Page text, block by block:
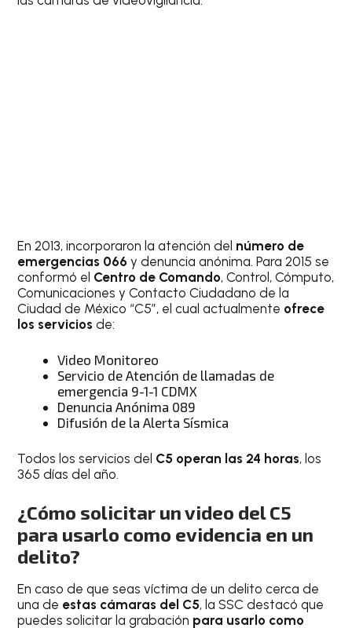
En 2013, incorporaron la atención del número de
emergencias 066 y denuncia anónima. Para 2015 se
conformó el Centro de Comando, Control, Cómputo,
Comunicaciones y Contacto Ciudadano de la
Ciudad de México “C5”, el cual actualmente ofrece
los servicios de:
Video Monitoreo
Servicio de Atención de llamadas de
emergencia 9-1-1 CDMX
Denuncia Anónima 089
Difusión de la Alerta Sísmica
Todos los servicios del C5 operan las 24 horas, los
365 días del año.
¿Cómo solicitar un video del C5
para usarlo como evidencia en un
delito?
En caso de que seas víctima de un delito cerca de
una de estas cámaras del C5, la SSC destacó que
puedes solicitar la grabación para usarlo como